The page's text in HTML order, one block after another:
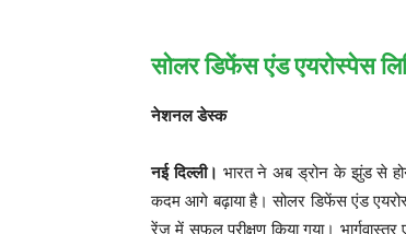
सोलर डिफेंस एंड एयरोस्पेस
नेशनल डेस्क
नई दिल्ली। भारत ने अब ड्रोन के झुंड से
कदम आगे बढ़ाया है। सोलर डिफेंस एंड
रेंज में सफल परीक्षण किया गया।